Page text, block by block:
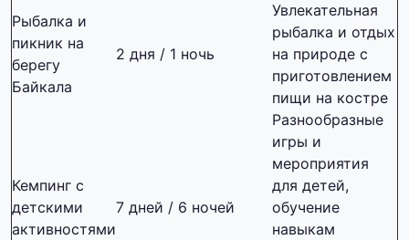
Рыбалка и
пикник на
берегу
Байкала
2 дня / 1 ночь
Увлекательная
рыбалка и отдых
на природе с
приготовлением
пищи на костре
Кемпинг с
детскими
активностями
7 дней / 6 ночей
Разнообразные
игры и
мероприятия
для детей,
обучение
навыкам